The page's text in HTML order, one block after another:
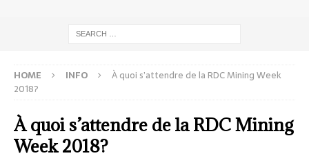
HOME INFO
À quoi s’attendre de la RDC Mining Week
2018?
À quoi s’attendre de la RDC Mining
Week 2018?